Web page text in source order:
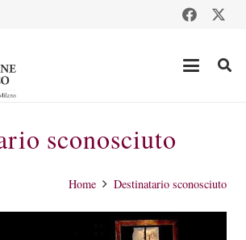
sconosciuto
Home Destinatario sconosciuto